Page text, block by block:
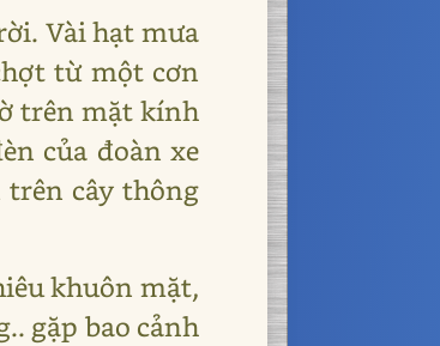
Vài hạt mưa
từ một cơn
trên mặt kính
của đoàn xe
cây thông
khuôn mặt,
gặp bao cảnh